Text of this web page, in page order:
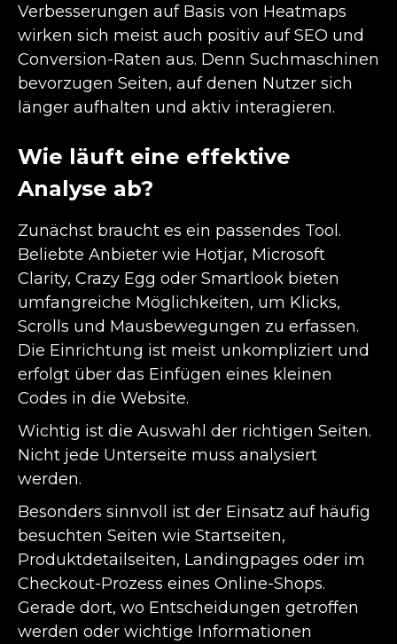
Verbesserungen auf Basis von Heatmaps
wirken sich meist auch positiv aufSEO und
Conversion-Raten aus. Denn Suchmaschinen
bevorzugen Seiten, auf denen Nutzer sich
länger aufhalten und aktiv interagieren.
Wie läuft eine effektive
Analyse ab?
Zunächst braucht es ein passendes Tool.
Beliebte Anbieter wie Hotjar, Microsoft
Clarity, Crazy Egg oder Smartlook bieten
umfangreiche Möglichkeiten, um Klicks,
Scrolls und Mausbewegungen zu erfassen.
Die Einrichtung ist meist unkompliziert und
erfolgt über das Einfügen eines kleinen
Codes in die Website.
Wichtig ist die Auswahl der richtigen Seiten.
Nicht jede Unterseite muss analysiert
werden.
Besonders sinnvoll ist der Einsatz auf häufig
besuchten Seiten wie Startseiten,
Produktdetailseiten, Landingpages oder im
Checkout-Prozess eines Online-Shops.
Gerade dort, wo Entscheidungen getroffen
werden oder wichtige Informationen